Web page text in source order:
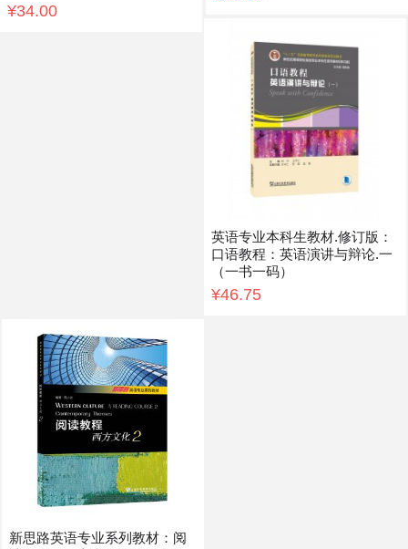
¥34.00
英语专业本科生教材.修订版：
口语教程：英语演讲与辩论.一
（一书一码）
¥46.75
新思路英语专业系列教材：阅